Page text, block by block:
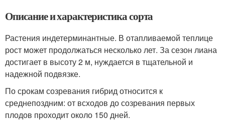
Описание и характеристика сорта
Растения индетерминантные. В отапливаемой теплице
рост может продолжаться несколько лет. За сезон лиана
достигает в высоту 2 м, нуждается в тщательной и
надежной подвязке.
По срокам созревания гибрид относится к
среднепоздним: от всходов до созревания первых
плодов проходит около 150 дней.